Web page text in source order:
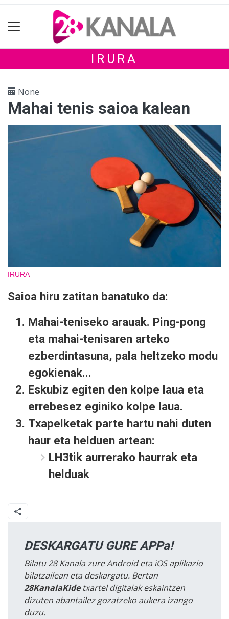
IRURA
None
Mahai tenis saioa kalean
IRURA
Saioa hiru zatitan banatuko da:
Mahai-teniseko arauak. Ping-pong
eta mahai-tenisaren arteko
ezberdintasuna, pala heltzeko modu
egokienak...
Eskubiz egiten den kolpe laua eta
errebesez eginiko kolpe laua.
Txapelketak parte hartu nahi duten
haur eta helduen artean:
LH3tik aurrerako haurrak eta
helduak
DESKARGATU GURE APPa!
Bilatu 28 Kanala zure Android eta iOS aplikazio
bilatzailean eta deskargatu. Bertan
28KanalaKidetxartel digitalak eskaintzen
dizuten abantailez gozatzeko aukera izango
duzu.